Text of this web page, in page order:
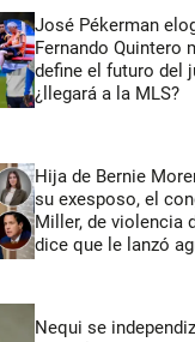
José Pékerman
Fernando Quintero
define el futuro del
¿llegará a la MLS?
Hija de Bernie
su exesposo, el
Miller, de violencia
dice que le lanzó
Nequi se